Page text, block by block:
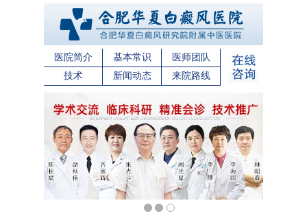
医院简介 基本常识
医师团队
技术
新闻动态 来院路线